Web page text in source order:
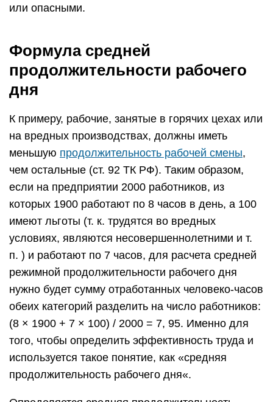
или опасными.
Формула средней
продолжительности рабочего
дня
К примеру, рабочие, занятые в горячих цехах или
на вредных производствах, должны иметь
меньшую продолжительность рабочей смены,
чем остальные (ст. 92 ТК РФ). Таким образом,
если на предприятии 2000 работников, из
которых 1900 работают по 8 часов в день, а 100
имеют льготы (т. к. трудятся во вредных
условиях, являются несовершеннолетними и т.
п. ) и работают по 7 часов, для расчета средней
режимной продолжительности рабочего дня
нужно будет сумму отработанных человеко-часов
обеих категорий разделить на число работников:
(8 × 1900 + 7 × 100) / 2000 = 7, 95. Именно для
того, чтобы определить эффективность труда и
используется такое понятие, как «средняя
продолжительность рабочего дня«.